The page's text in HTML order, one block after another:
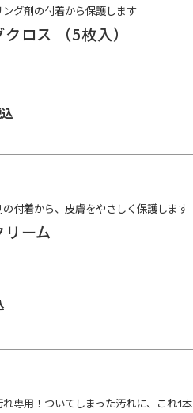
グ剤の付着から保護します
ロス （5枚入）
付着から、皮膚をやさしく保護します
ーム
専用！ついてしまった汚れに、これ1本